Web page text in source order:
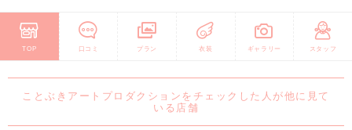
TOP 口コミ プラン 衣装 ギャラリー スタッフ
ことぶきアートプロダクションをチェックした人が他に見て
いる店舗